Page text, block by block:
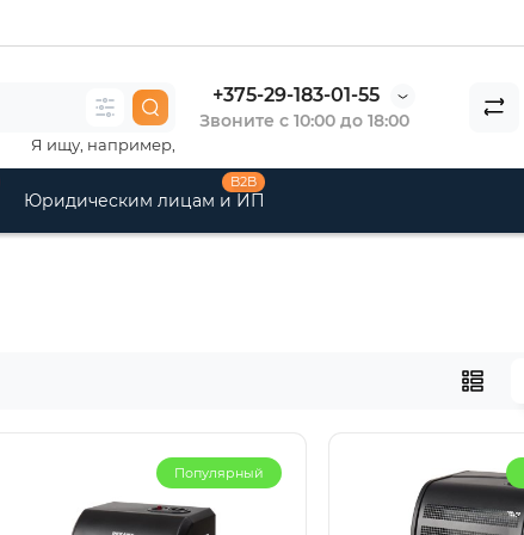
+375-29-183-01-55
Звоните с 10:00 до 18:00
Я ищу, например,
B2B
Юридическим лицам и ИП
Популярный